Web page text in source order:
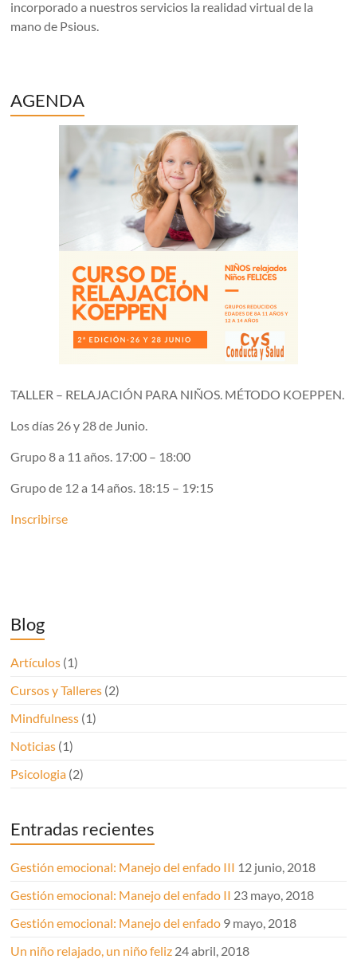
incorporado a nuestros servicios la realidad virtual de la
mano de Psious.
AGENDA
TALLER – RELAJACIÓN PARA NIÑOS. MÉTODO KOEPPEN.
Los días 26 y 28 de Junio.
Grupo 8 a 11 años. 17:00 – 18:00
Grupo de 12 a 14 años. 18:15 – 19:15
Inscribirse
Blog
Artículos (1)
Cursos y Talleres (2)
Mindfulness (1)
Noticias (1)
Psicologia (2)
Entradas recientes
Gestión emocional: Manejo del enfado III 12 junio, 2018
Gestión emocional: Manejo del enfado II 23 mayo, 2018
Gestión emocional: Manejo del enfado 9 mayo, 2018
Un niño relajado, un niño feliz 24 abril, 2018